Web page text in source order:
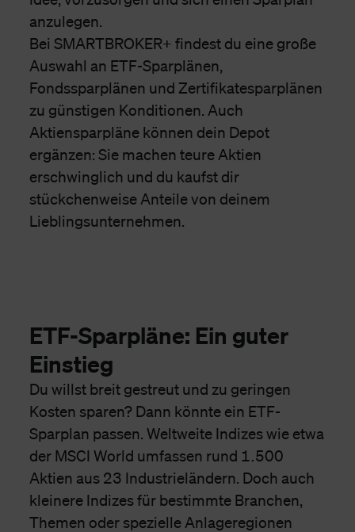
anzulegen.
Bei SMARTBROKER+ findest du eine große
Auswahl an ETF-Sparplänen,
Fondssparplänen und Zertifikatesparplänen
zu günstigen Konditionen. Auch
Aktiensparpläne können dein Depot
ergänzen: Sie machen teure Aktien
erschwinglich und du kaufst dir
stückchenweise Anteile von deinem
Lieblingsunternehmen.
ETF-Sparpläne: Ein guter
Einstieg
Du willst breit gestreut und zu geringen
Kosten sparen? Dann könnte ein ETF-
Sparplan passen. Weltweite Indizes wie etwa
der MSCI World umfassen rund 1.500
Aktien aus 23 Industrieländern. Doch auch
kleinere Indizes für bestimmte Branchen,
Themen oder spezielle Anlageregionen